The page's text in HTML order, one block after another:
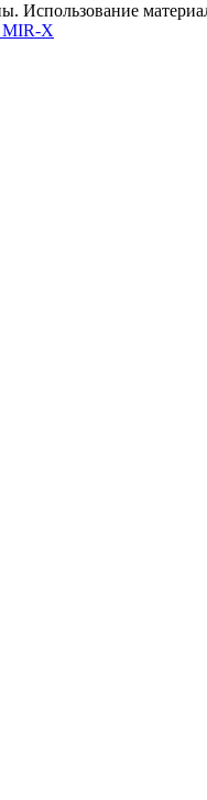
Использование
MIR-X